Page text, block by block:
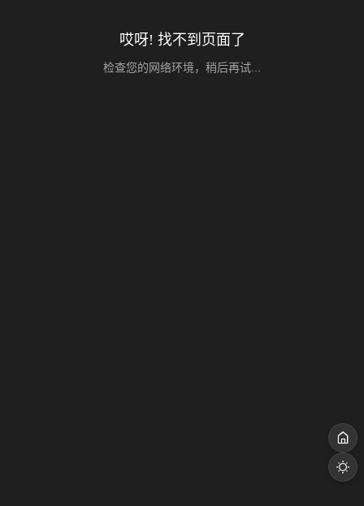
哎呀! 找不到页面了
检查您的网络环境，稍后再试...